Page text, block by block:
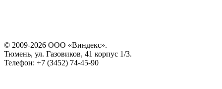
© 2009-2026 ООО «Виндекс».
Тюмень, ул. Газовиков, 41 корпус 1/3.
Телефон: +7 (3452) 74-45-90